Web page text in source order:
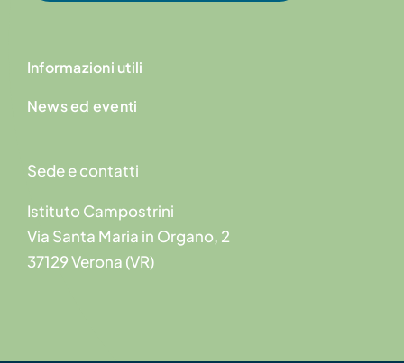
Informazioni utili
News ed eventi
Sede e contatti
Istituto Campostrini
Via Santa Maria in Organo, 2
37129 Verona (VR)